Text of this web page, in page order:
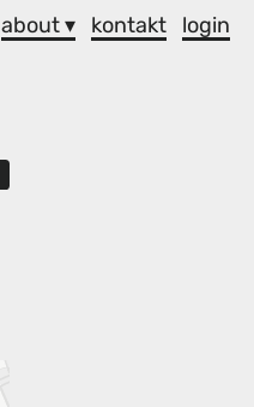
about ▾ kontakt login